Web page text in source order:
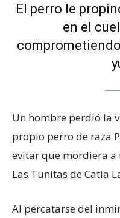
El perro le
en el
Un hombre perdió la
propio perro de raza
evitar que mordiera a
Las Tunitas de Catia
Al percatarse del